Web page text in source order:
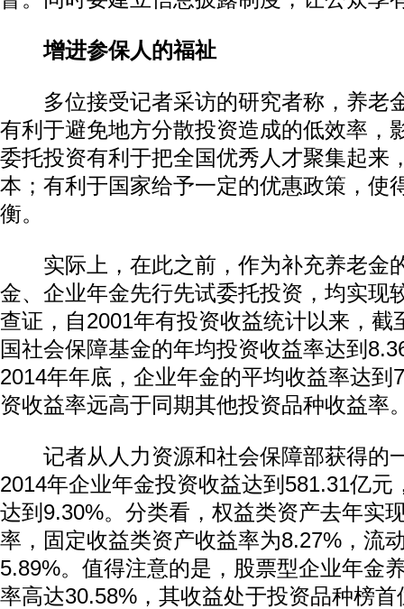
增进参保人的福祉
多位接受记者采访的研究者称，养老
有利于避免地方分散投资造成的低效率，
委托投资有利于把全国优秀人才聚集起来
本；有利于国家给予一定的优惠政策，使
衡。
实际上，在此之前，作为补充养老金
金、企业年金先行先试委托投资，均实现
查证，自2001年有投资收益统计以来，截
国社会保障基金的年均投资收益率达到
2014年年底，企业年金的平均收益率达到
资收益率远高于同期其他投资品种收益率
记者从人力资源和社会保障部获得的
2014年企业年金投资收益达到581.31亿元
达到9.30%。分类看，权益类资产去年实
率，固定收益类资产收益率为8.27%，流
5.89%。值得注意的是，股票型企业年金
率高达30.58%，其收益处于投资品种榜首